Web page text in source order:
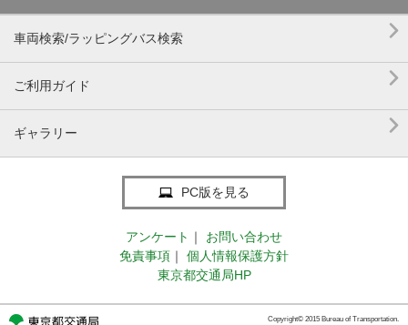
車両検索/ラッピングバス検索 
ご利用ガイド 
ギャラリー 
PC版を見る
アンケート ｜
お問い合わせ
免責事項 ｜
個人情報保護方針
東京都交通局HP
Copyright© 2015 Bureau of Transportation.